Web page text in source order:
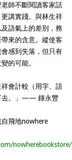
師不斷閱讀客家話
講實踐。與林生祥
語氣上的差別，務
來的含意。縱使客
感到失落，但只有
的可能。
會計較（用字、語
去。」—— 鍾永豐
自飛地nowhere
nowherebookstore/